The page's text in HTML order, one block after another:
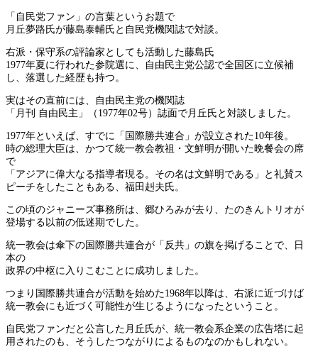
「自民党ファン」の言葉というお題で
月丘夢路氏が藤島泰輔氏と自民党機関誌で対談。
右派・保守系の評論家としても活動した藤島氏
1977年夏に行われた参院選に、自由民主党公認で全国区に立候補
し、落選した経歴も持つ。
実はその直前には、自由民主党の機関誌
「月刊 自由民主」（1977年02号）誌面で月丘氏と対談しました。
1977年といえば、すでに「国際勝共連合」が設立された10年後。
時の総理大臣は、かつて統一教会教祖・文鮮明が開いた晩餐会の席
で
「アジアに偉大なる指導者現る。その名は文鮮明である」と礼賛ス
ピーチをしたこともある、福田赳夫氏。
この頃のジャニーズ事務所は、郷ひろみが去り、たのきんトリオが
登場する以前の低迷期でした。
統一教会は傘下の国際勝共連合が「反共」の旗を掲げることで、日
本の
政界の中枢に入りこむことに成功しました。
つまり国際勝共連合が活動を始めた1968年以降は、右派に近づけば
統一教会にも近づく可能性が生じるようになったということ。
自民党ファンだと公言した月丘氏が、統一教会系企業の広告塔に起
用されたのも、そうしたつながりによるものなのかもしれない。